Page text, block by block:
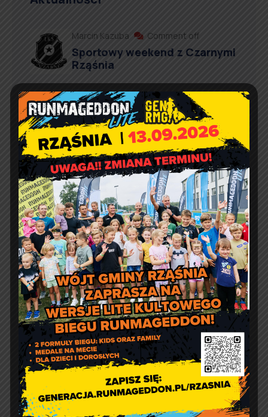
Marcin Kazuba Comment off
Sportowy weekend z Czarnymi
Rząśnia
Agnieszka Wiśniewska Comment off
Prośba o szanowanie i
prawidłowe użycie
defibrylatorów AED
Artur Ruka Comment off
Relacja z Pikniku Rodzinnego
w Suchowoli
Kontakt
Urząd Gminy w Rząśni
ul. 1 Maja 37
98 – 332 Rząśnia
e-doręczenia:AE:PL-57726-56911-GBSAJ-23
adres email:
gmina@rzasnia.pl